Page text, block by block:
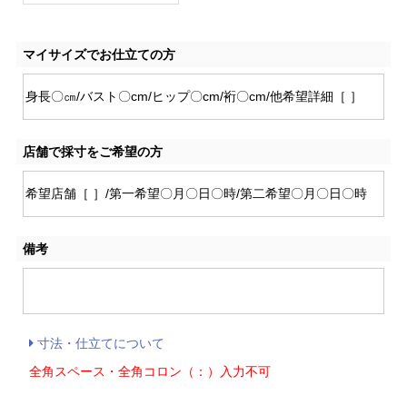
マイサイズでお仕立ての方
店舗で採寸をご希望の方
備考
寸法・仕立てについて
全角スペース・全角コロン（：）入力不可